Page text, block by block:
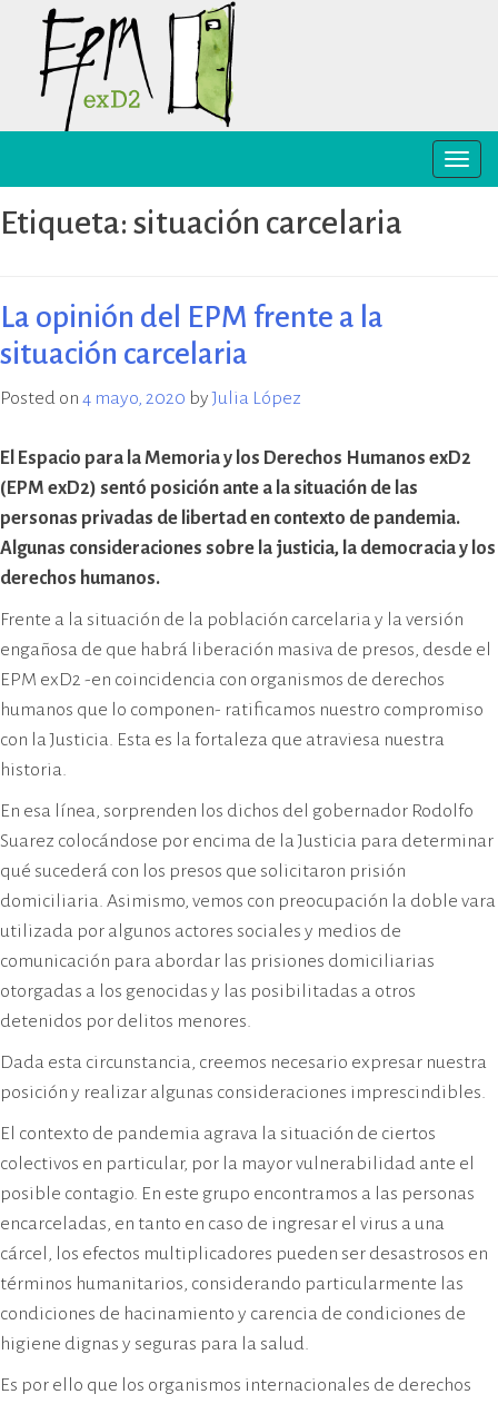
content
Derechos Humanos exD2 (EPM
ex-D2) es un sitio recuperado para
preservación y difusión de la
promoción de los derechos
humanos. Sus instalaciones
de Informaciones de la Policía de
a la represión política ilegal, antes
y durante la última dictadura
cívico-militar. El lugar fue sede del
Centro Clandestino de Detención,
Tortura y Extermino más
importante del Gran Mendoza.
Toggle
Etiqueta: situación carcelaria
La opinión del EPM frente a la
situación carcelaria
Posted on 4 mayo, 2020 byJulia López
El Espacio para la Memoria y los Derechos Humanos exD2
(EPM exD2) sentó posición ante a la situación de las
personas privadas de libertad en contexto de pandemia.
Algunas consideraciones sobre la justicia, la democracia y los
derechos humanos.
Frente a la situación de la población carcelaria y la versión
engañosa de que habrá liberación masiva de presos, desde el
EPM exD2 -en coincidencia con organismos de derechos
humanos que lo componen- ratificamos nuestro compromiso
con la Justicia. Esta es la fortaleza que atraviesa nuestra
historia.
En esa línea, sorprenden los dichos del gobernador Rodolfo
Suarez colocándose por encima de la Justicia para determinar
qué sucederá con los presos que solicitaron prisión
domiciliaria. Asimismo, vemos con preocupación la doble vara
utilizada por algunos actores sociales y medios de
comunicación para abordar las prisiones domiciliarias
otorgadas a los genocidas y las posibilitadas a otros
detenidos por delitos menores.
Dada esta circunstancia, creemos necesario expresar nuestra
posición y realizar algunas consideraciones imprescindibles.
El contexto de pandemia agrava la situación de ciertos
colectivos en particular, por la mayor vulnerabilidad ante el
posible contagio. En este grupo encontramos a las personas
encarceladas, en tanto en caso de ingresar el virus a una
cárcel, los efectos multiplicadores pueden ser desastrosos en
términos humanitarios, considerando particularmente las
condiciones de hacinamiento y carencia de condiciones de
higiene dignas y seguras para la salud.
Es por ello que los organismos internacionales de derechos